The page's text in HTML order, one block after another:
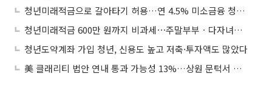
청년미래적금으로 갈아타기 허용…연 4.5% 미소금융 청년대출 신설
청년미래적금 600만 원까지 비과세⋯주말부부ㆍ다자녀가구 월세 공제 확대
청년도약계좌 가입 청년, 신용도 높고 저축·투자액도 많았다
美 클래리티 법안 연내 통과 가능성 13%…상원 문턱서 제동